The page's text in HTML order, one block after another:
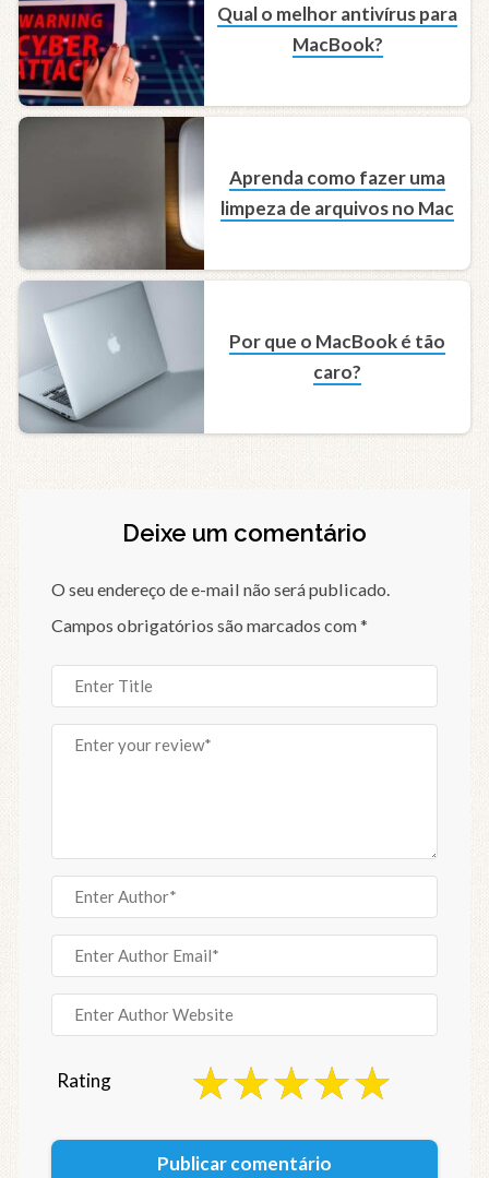
Qual o melhor antivírus para
MacBook?
Aprenda como fazer uma
limpeza de arquivos no Mac
Por que o MacBook é tão
caro?
Deixe um comentário
O seu endereço de e-mail não será publicado.
Campos obrigatórios são marcados com*
Rating